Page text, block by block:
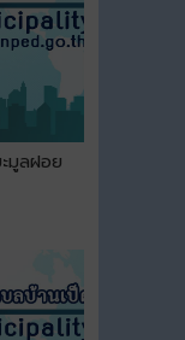
มูลฝอย